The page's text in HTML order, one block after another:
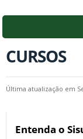
CURSOS
Última atualização em
Entenda o